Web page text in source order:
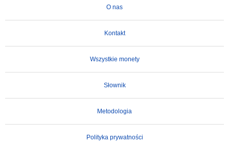
O nas
Kontakt
Wszystkie monety
Słownik
Metodologia
Polityka prywatności